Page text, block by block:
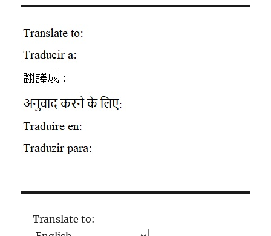
Translate to: